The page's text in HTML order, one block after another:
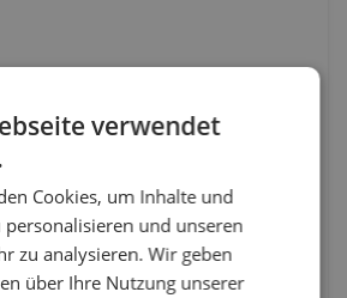
verwendet
Cookies, um Inhalte und
personalisieren und unseren
zu analysieren. Wir geben
über Ihre Nutzung unserer